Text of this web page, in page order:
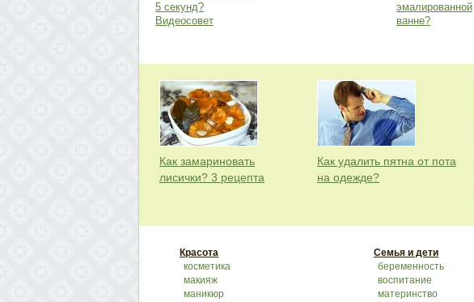
5 секунд?
Видеосовет
эмалированной
ванне?
Как замариновать
лисички? 3 рецепта
Как удалить пятна от пота
на одежде?
Красота
косметика
макияж
маникюр
Семья и дети
беременность
воспитание
материнство